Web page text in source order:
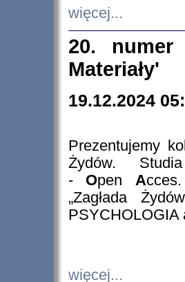
więcej...
20. numer
Materiały'
19.12.2024
Prezentujemy
Żydów.
- Open A
„Zagłada
PSYCHOLOGIA
więcej...